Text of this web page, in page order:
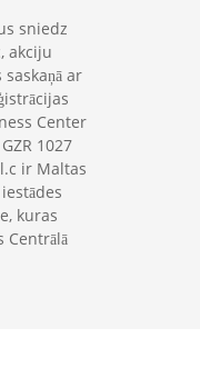
sniedz
akciju
ar
Center
1027
ir Maltas
kuras
Centrālā